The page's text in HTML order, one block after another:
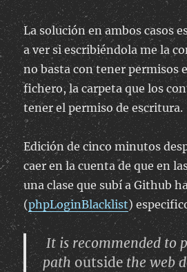
La solución en ambos casos
a ver si escribiéndola me la
no basta con tener permisos
fichero, la carpeta que los
tener el permiso de escritura.
Edición de cinco minutos
caer en la cuenta de que en
una clase que subí a Github
(phpLoginBlacklist)
It is recommended to
path outsidethe web